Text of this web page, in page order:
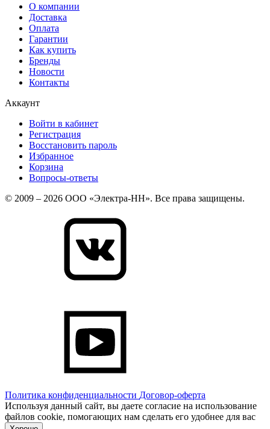
О компании
Доставка
Оплата
Гарантии
Как купить
Бренды
Новости
Контакты
Аккаунт
Войти в кабинет
Регистрация
Восстановить пароль
Избранное
Корзина
Вопросы-ответы
© 2009 – 2026 ООО «Электра-НН». Все права защищены.
Политика конфиденциальности Договор-оферта
Используя данный сайт, вы даете согласие на использование
файлов cookie, помогающих нам сделать его удобнее для вас